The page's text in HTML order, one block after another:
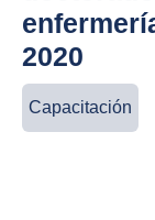
2020
Capacitación